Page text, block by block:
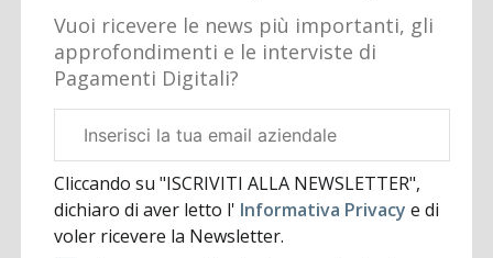
Vuoi ricevere le news più importanti, gli
approfondimenti e le interviste di
Pagamenti Digitali?
aziendale
Cliccando su "ISCRIVITI ALLA NEWSLETTER",
dichiaro di aver letto l' Informativa Privacye di
voler ricevere la Newsletter.